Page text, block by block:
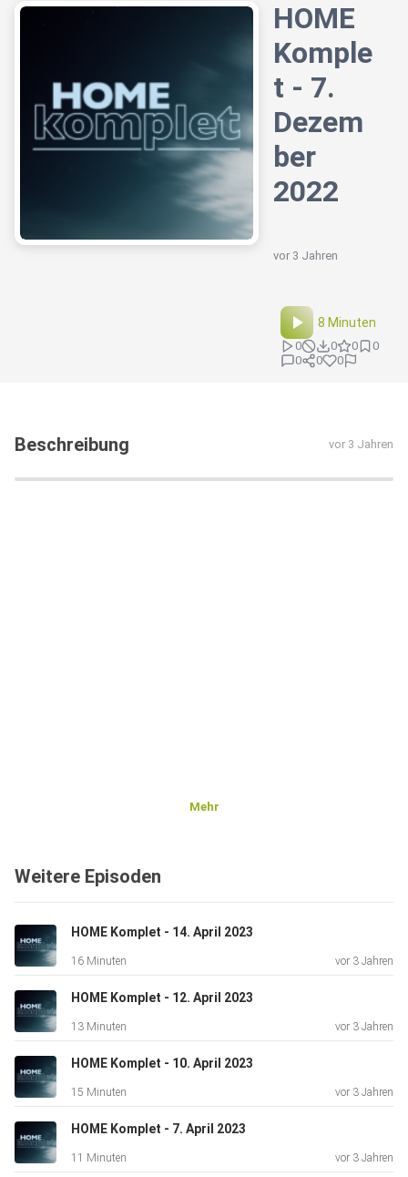
HOME
Komple
t - 7.
Dezem
ber
2022
vor 3 Jahren
8 Minuten
0 0 0
0
0
0 0
Beschreibung vor 3 Jahren
Mehr
Weitere Episoden
HOME Komplet - 14. April 2023
16 Minuten vor 3 Jahren
HOME Komplet - 12. April 2023
13 Minuten vor 3 Jahren
HOME Komplet - 10. April 2023
15 Minuten vor 3 Jahren
HOME Komplet - 7. April 2023
11 Minuten vor 3 Jahren